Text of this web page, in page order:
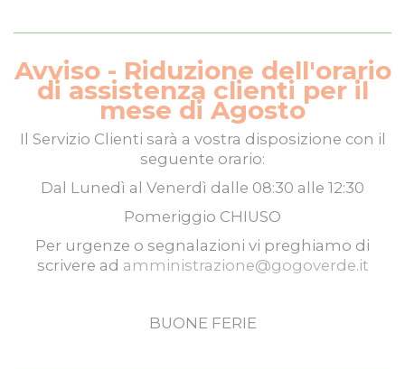
Avviso - Riduzione dell'orario
di assistenza clienti per il
mese di Agosto
Il Servizio Clienti sarà a vostra disposizione con il
seguente orario:
Dal Lunedì al Venerdì dalle 08:30 alle 12:30
Pomeriggio CHIUSO
Per urgenze o segnalazioni vi preghiamo di
scrivere ad amministrazione@gogoverde.it
BUONE FERIE